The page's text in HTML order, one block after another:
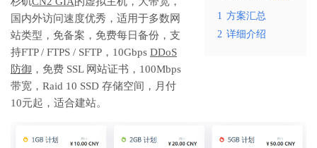
1 方案汇总
2 详细介绍
国内外访问速度优秀，适用于多数网
站类型，免备案，免费每日备份，支
持FTP / FTPS / SFTP，10Gbps DDoS
防御 ，免费 SSL 网站证书，100Mbps
带宽，Raid 10 SSD 存储空间，月付
10元起，适合建站。